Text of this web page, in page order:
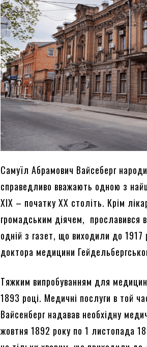
Самуїл Абрамович Вайсеберг
справедливо вважають одною з
ХІХ – початку XX століть. Крім
громадським діячем, прославився в
одній з газет, що виходили до
доктора медицини
Тяжким випробуванням для
1893 році. Медичні послуги в той
Вайсенберг надавав необхідну
жовтня 1892 року по 1 листопада